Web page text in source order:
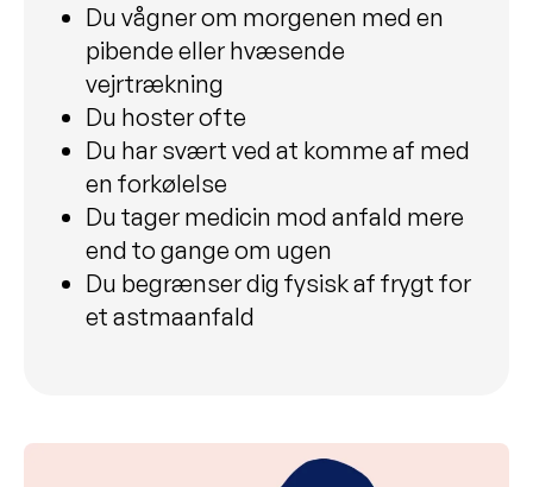
Du vågner om morgenen med en
pibende eller hvæsende
vejrtrækning
Du hoster ofte
Du har svært ved at komme af med
en forkølelse
Du tager medicin mod anfald mere
end to gange om ugen
Du begrænser dig fysisk af frygt for
et astmaanfald